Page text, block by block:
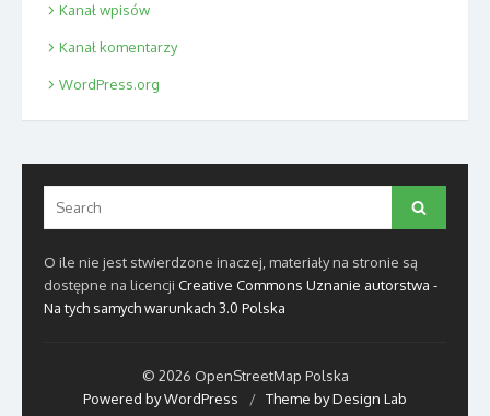
Kanał wpisów
Kanał komentarzy
WordPress.org
for:
Search
O ile nie jest stwierdzone inaczej, materiały na stronie są
dostępne na licencji Creative Commons Uznanie autorstwa -
Na tych samych warunkach 3.0 Polska
© 2026 OpenStreetMap Polska
Powered by WordPress
/ Theme by Design Lab